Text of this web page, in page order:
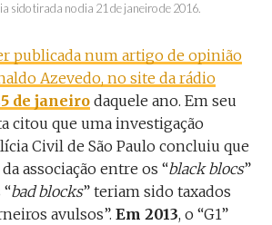
sido tirada no dia 21 de janeiro de 2016.
publicada num artigo de opinião
Azevedo, no site da rádio
de janeirodaquele ano. Em seu
citou que uma investigação
Civil de São Paulo concluiu que
associação entre os “black blocs”
“bad blocks” teriam sido taxados
avulsos”. Em 2013, o “G1”